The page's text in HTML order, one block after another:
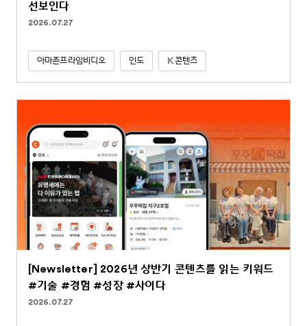
선보인다
2026.07.27
아마존프라임비디오 인도 K콘텐츠
[Newsletter] 2026년 상반기 콘텐츠를 읽는 키워드
#기술 #경험 #성장 #사이다
2026.07.27